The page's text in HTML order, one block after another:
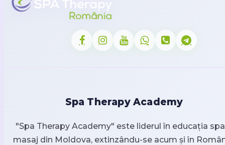
Spa Therapy Academy
"Spa Therapy Academy" este liderul în educația
masaj din Moldova, extinzându-se acum și în